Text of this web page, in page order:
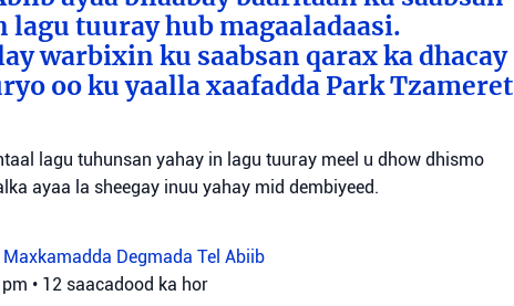
lagu tuuray hub magaaladaasi.
warbixin ku saabsan qarax ka dhacay
oo ku yaalla xaafadda Park Tzameret
lagu tuhunsan yahay in lagu tuuray meel u dhow dhismo
ayaa la sheegay inuu yahay mid dembiyeed.
Maxkamadda Degmada Tel Abiib
• 12 saacadood ka hor